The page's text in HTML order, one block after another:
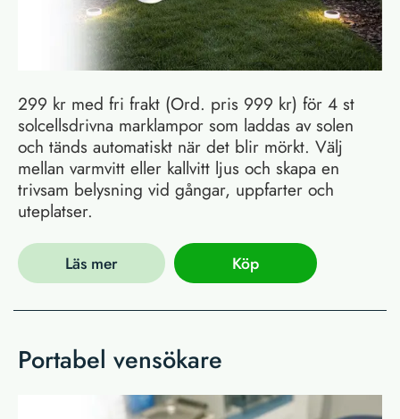
299 kr med fri frakt (Ord. pris 999 kr) för 4 st
solcellsdrivna marklampor som laddas av solen
och tänds automatiskt när det blir mörkt. Välj
mellan varmvitt eller kallvitt ljus och skapa en
trivsam belysning vid gångar, uppfarter och
uteplatser.
Läs mer Köp
Portabel vensökare